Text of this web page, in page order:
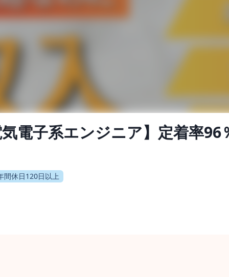
気電子系エンジニア】定着率
間休日120日以上